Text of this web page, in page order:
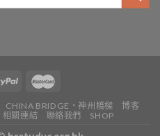
CHINA BRIDGE・神州橋樑
博客
相關連結 聯絡我們 SHOP